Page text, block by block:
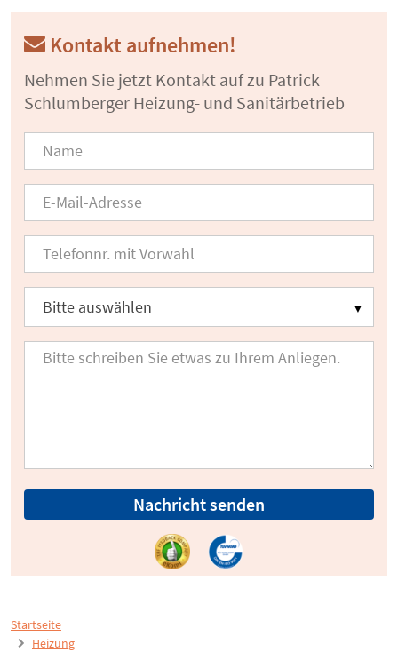
Startseite
Heizung
Kontakt aufnehmen!
Nehmen Sie jetzt Kontakt auf zu Patrick
Schlumberger Heizung- und Sanitärbetrieb
Nachricht senden